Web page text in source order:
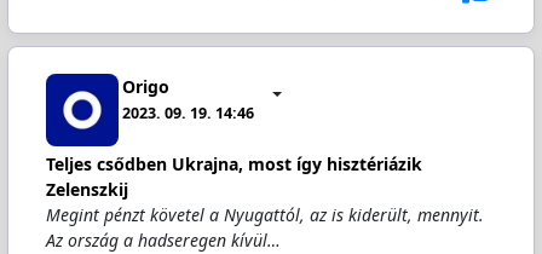
Origo
2023. 09. 19. 14:46
Teljes csődben Ukrajna, most így hisztériázik
Zelenszkij
Megint pénzt követel a Nyugattól, az is kiderült, mennyit.
Az ország a hadseregen kívül…